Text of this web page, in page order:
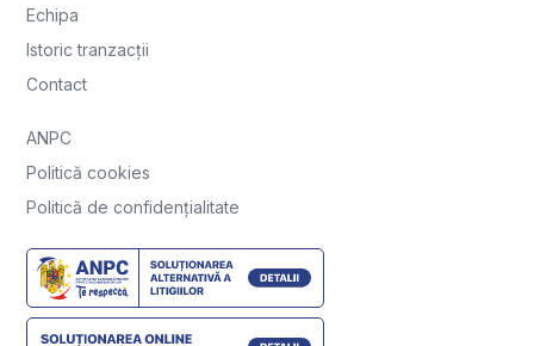
Echipa
Istoric tranzacții
Contact
ANPC
Politică cookies
Politică de confidențialitate